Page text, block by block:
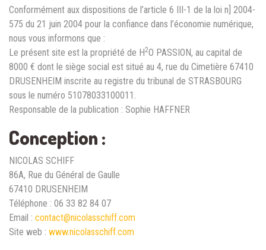
Conformément aux dispositions de l’article 6 III-1 de la loi n] 2004-
575 du 21 juin 2004 pour la confiance dans l’économie numérique,
nous vous informons que :
Le présent site est la propriété de H2O PASSION, au capital de
8000 € dont le siège social est situé au 4, rue du Cimetière 67410
DRUSENHEIM inscrite au registre du tribunal de STRASBOURG
sous le numéro 51078033100011.
Responsable de la publication : Sophie HAFFNER
Conception :
NICOLAS SCHIFF
86A, Rue du Général de Gaulle
67410 DRUSENHEIM
Téléphone : 06 33 82 84 07
Email : contact@nicolasschiff.com
Site web : www.nicolasschiff.com